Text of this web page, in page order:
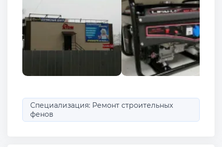
Специализация: Ремонт строительных
фенов